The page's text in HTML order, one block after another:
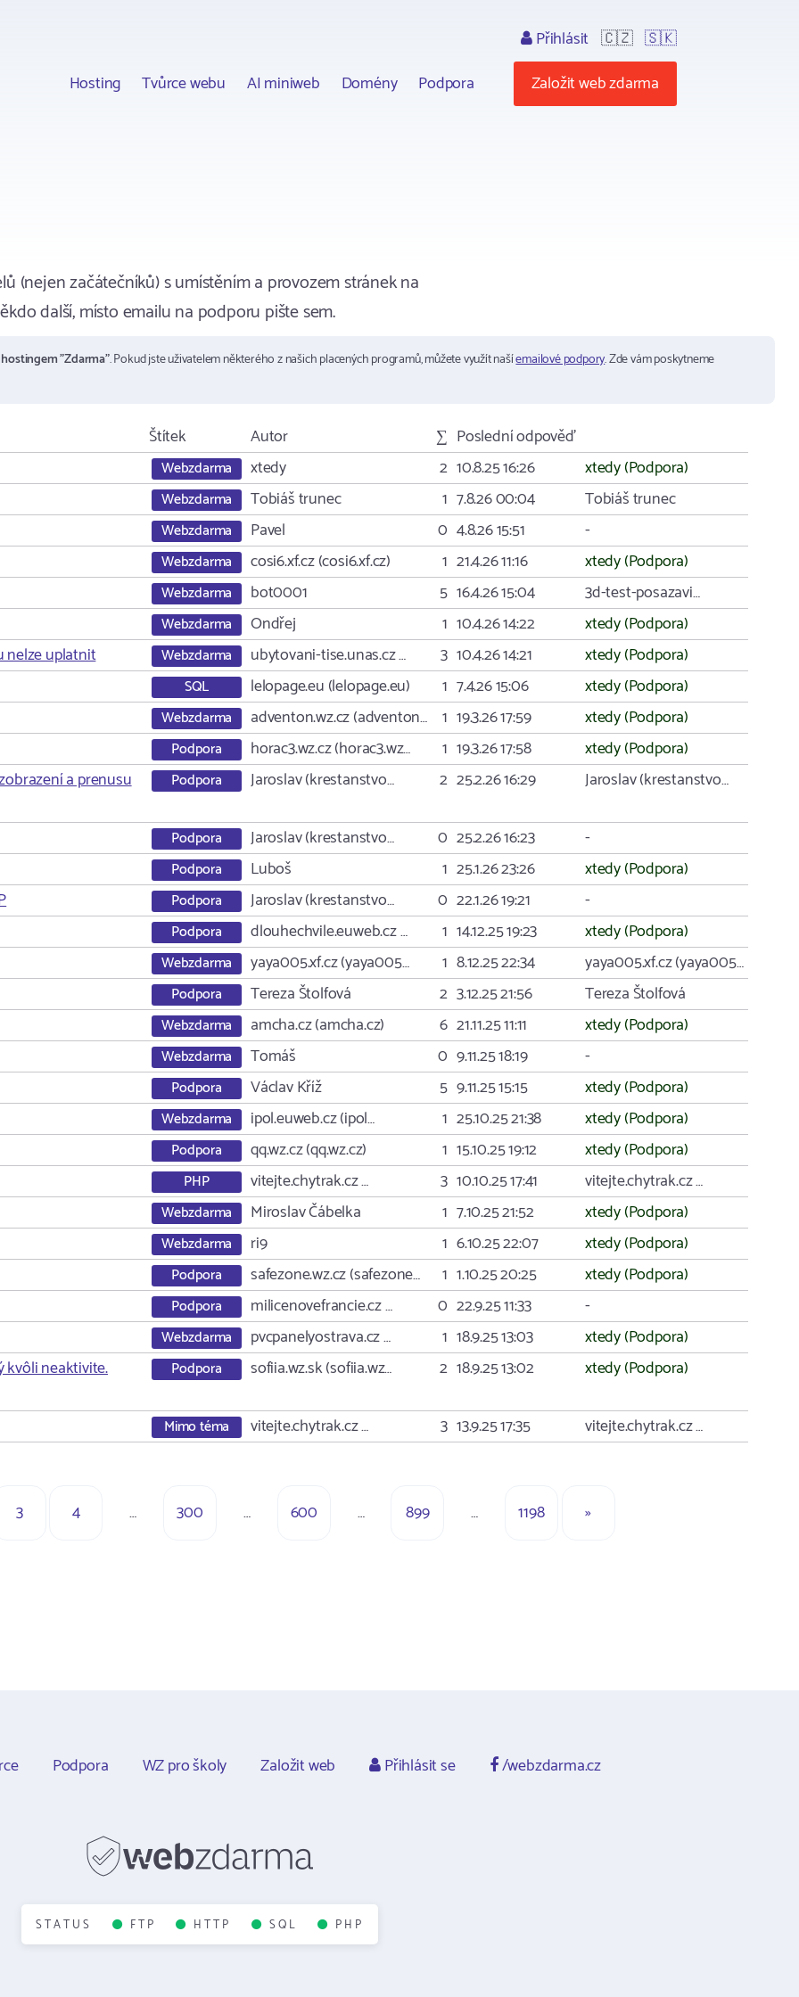
Hosting Tvůrce webu AI miniweb Domény Podpora
Přihlásit 🇨🇿 🇸🇰
Založit web zdarma
(nejen začátečníků) s umístěním a provozem stránek na
další, místo emailu na podporu pište sem.
hostingem "Zdarma". Pokud jste uživatelem některého z našich placených programů, můžete využít našíemailové podpory. Zde vám poskytneme
Štítek Autor ∑ Poslední odpověď
Webzdarma xtedy 2 10.8.25 16:26 xtedy (Podpora)
Webzdarma Tobiáš trunec 1 7.8.26 00:04 Tobiáš trunec
Webzdarma Pavel 0 4.8.26 15:51 -
Webzdarma cosi6.xf.cz (cosi6.xf.cz) 1 21.4.26 11:16 xtedy (Podpora)
Webzdarma bot0001 5 16.4.26 15:04 3d-test-posazavi…
Webzdarma Ondřej 1 10.4.26 14:22
xtedy (Podpora)
nelze uplatnit
Webzdarma ubytovani-tise.unas.cz … 3 10.4.26 14:21 xtedy (Podpora)
SQL lelopage.eu (lelopage.eu) 1 7.4.26 15:06 xtedy (Podpora)
Webzdarma adventon.wz.cz (adventon… 1 19.3.26 17:59 xtedy (Podpora)
Podpora horac3.wz.cz (horac3.wz… 1 19.3.26 17:58
xtedy (Podpora)
a prenusu
Podpora Jaroslav (krestanstvo… 2 25.2.26 16:29 Jaroslav (krestanstvo…
Podpora Jaroslav (krestanstvo… 0 25.2.26 16:23 -
Podpora Luboš 1 25.1.26 23:26
xtedy (Podpora)
Podpora Jaroslav (krestanstvo… 0 22.1.26 19:21 -
Podpora dlouhechvile.euweb.cz … 1 14.12.25 19:23 xtedy (Podpora)
Webzdarma yaya005.xf.cz (yaya005… 1 8.12.25 22:34 yaya005.xf.cz (yaya005…
Podpora Tereza Štolfová 2 3.12.25 21:56 Tereza Štolfová
Webzdarma amcha.cz (amcha.cz) 6 21.11.25 11:11 xtedy (Podpora)
Webzdarma Tomáš 0 9.11.25 18:19 -
Podpora Václav Kříž 5 9.11.25 15:15 xtedy (Podpora)
Webzdarma ipol.euweb.cz (ipol… 1 25.10.25 21:38 xtedy (Podpora)
Podpora qq.wz.cz (qq.wz.cz) 1 15.10.25 19:12 xtedy (Podpora)
PHP vitejte.chytrak.cz … 3 10.10.25 17:41 vitejte.chytrak.cz …
Webzdarma Miroslav Čábelka 1 7.10.25 21:52 xtedy (Podpora)
Webzdarma ri9 1 6.10.25 22:07 xtedy (Podpora)
Podpora safezone.wz.cz (safezone… 1 1.10.25 20:25 xtedy (Podpora)
Podpora milicenovefrancie.cz … 0 22.9.25 11:33 -
Webzdarma pvcpanelyostrava.cz … 1 18.9.25 13:03
xtedy (Podpora)
kvôli neaktivite.
Podpora sofiia.wz.sk (sofiia.wz… 2 18.9.25 13:02 xtedy (Podpora)
Mimo téma vitejte.chytrak.cz … 3 13.9.25 17:35 vitejte.chytrak.cz …
3 4 … 300 … 600 … 899 … 1198 »
Podpora WZ pro školy Založit web Přihlásit se /webzdarma.cz
STATUS FTP HTTP SQL PHP